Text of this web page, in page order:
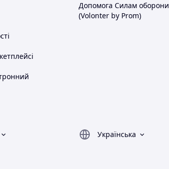
Допомога Силам оборони
(Volonter by Prom)
Українська